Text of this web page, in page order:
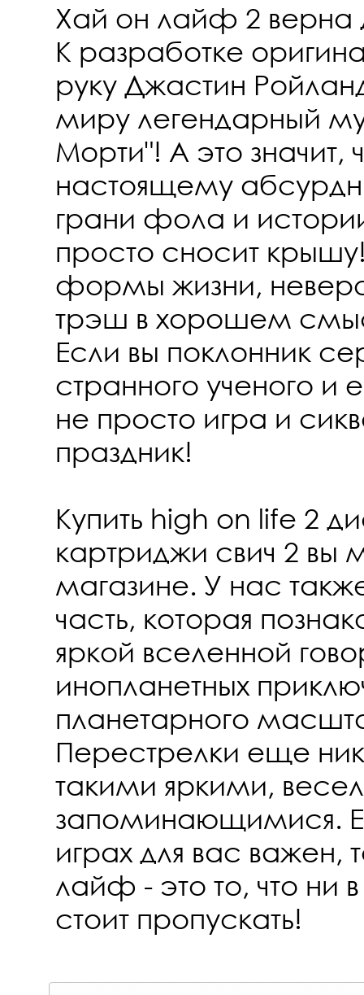
Хай он лайф 2 верна
К разработке
руку Джастин
миру легендарный
Морти"! А это значит,
настоящему
грани фола и
просто сносит
формы жизни,
трэш в хорошем
Если вы поклонник
странного ученого и
не просто игра и
праздник!
Купить high on life 2
картриджи свич 2
магазине. У нас
часть, которая
яркой вселенной
инопланетных
планетарного
Перестрелки еще
такими яркими,
запоминающимися.
играх для вас важен,
лайф - это то, что ни
стоит пропускать!